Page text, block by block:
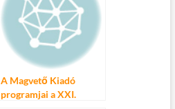
A Magvető Kiadó
programjai a XXI.